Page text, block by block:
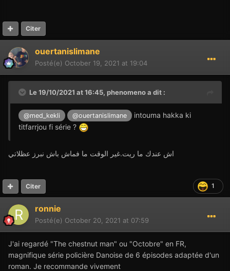
Citer
ouertanislimane
Posté(e) October 19, 2021 at 19:04
Le 19/10/2021 at 16:45, phenomenoa dit :
@med_kekli @ouertanislimane
intouma hakka ki
titfarrjou fi série ?
اش عندك ما ريت.غير الوقت ما فماش باش نبرز عظلاتي
1
Citer
ronnie
Posté(e) October 20, 2021 at 07:59
J'ai regardé "The chestnut man" ou "Octobre" en FR,
magnifique série policière Danoise de 6 épisodes adaptée d'un
roman. Je recommande vivement